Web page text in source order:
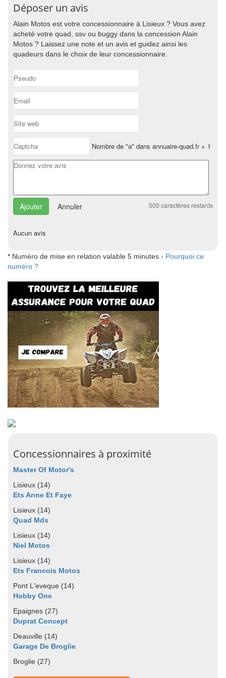
Déposer un avis
Alain Motos est votre concessionnaire à Lisieux ? Vous avez
acheté votre quad, ssv ou buggy dans la concession Alain
Motos ? Laissez une note et un avis et guidez ainsi les
quadeurs dans le choix de leur concessionnaire.
Nombre de "a" dans annuaire-quad.fr + 1
Annuler 500 caractères restants
Aucun avis
* Numéro de mise en relation valable 5 minutes - Pourquoi ce
numéro ?
Concessionnaires à proximité
Master Of Motor's
Lisieux (14)
Ets Anne Et Faye
Lisieux (14)
Quad Mds
Lisieux (14)
Niel Motos
Lisieux (14)
Ets Francois Motos
Pont L'eveque (14)
Hobby One
Epaignes (27)
Duprat Concept
Deauville (14)
Garage De Broglie
Broglie (27)